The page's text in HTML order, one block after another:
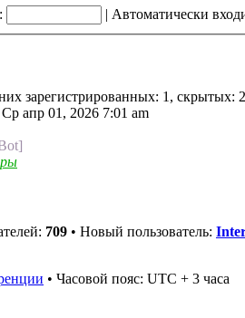
| Автоматически
зарегистрированных: 1, скрытых:
апр 01, 2026 7:01 am
709 • Новый пользователь:
• Часовой пояс: UTC + 3 часа